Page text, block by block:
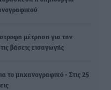
μέτρηση για την
βάσεις εισαγωγής
το μηχανογραφικό - Στις 25